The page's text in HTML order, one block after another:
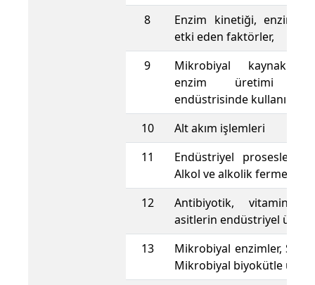
8
Enzim kinetiği, enzim
etki eden faktörler,
9
Mikrobiyal
enzim üretimi
endüstrisinde kullanımı
10
Alt akım işlemleri
11
Endüstriyel prosesler
Alkol ve alkolik
12
Antibiyotik, vitamin
asitlerin endüstriyel
13
Mikrobiyal enzimler,
Mikrobiyal biyokütle